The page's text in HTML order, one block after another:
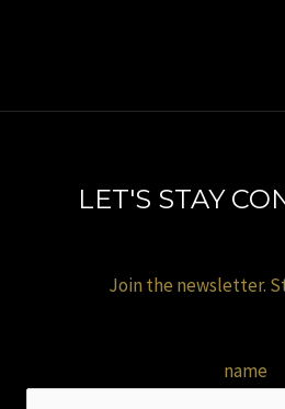
LET'S STAY
Join the newsletter.
name